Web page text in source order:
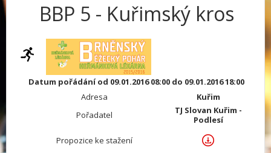
BBP 5 - Kuřimský kros
Datum pořádání od 09.01.2016 08:00 do 09.01.2016 18:00
Adresa
Kuřim
Pořadatel
TJ Slovan Kuřim -
Podlesí
Propozice ke stažení